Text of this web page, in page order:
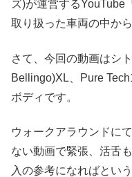
ズ)が運営するYouTube
取り扱った車両の中か
さて、今回の動画はシ
Bellingo)XL、Pure
ボディです。
ウォークアラウンドに
ない動画で緊張、活舌
入の参考になればとい